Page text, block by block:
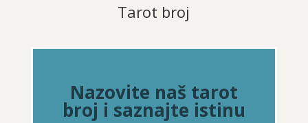
Tarot broj
Nazovite naš tarot
broj i saznajte istinu